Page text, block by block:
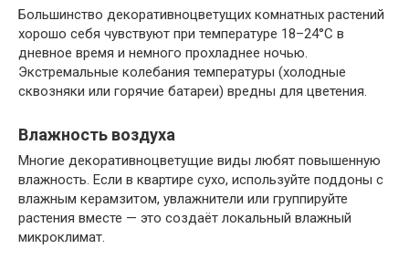
Большинство декоративноцветущих комнатных растений
хорошо себя чувствуют при температуре 18–24°C в
дневное время и немного прохладнее ночью.
Экстремальные колебания температуры (холодные
сквозняки или горячие батареи) вредны для цветения.
Влажность воздуха
Многие декоративноцветущие виды любят повышенную
влажность. Если в квартире сухо, используйте поддоны с
влажным керамзитом, увлажнители или группируйте
растения вместе — это создаёт локальный влажный
микроклимат.